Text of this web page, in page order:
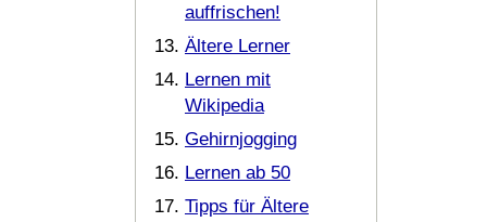
auffrischen!
Ältere Lerner
Lernen mit
Wikipedia
Gehirnjogging
Lernen ab 50
Tipps für Ältere